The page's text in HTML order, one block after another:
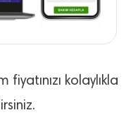
fiyatınızı kolaylıkla